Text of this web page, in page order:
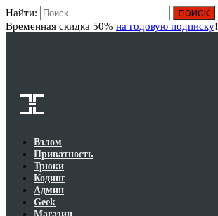
Найти:
Временная скидка 50% на годовую подписку!
Взлом
Приватность
Трюки
Кодинг
Админ
Geek